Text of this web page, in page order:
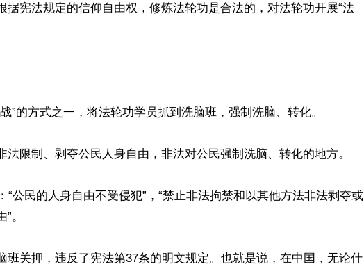
据宪法规定的信仰自由权，修炼法轮功是合法的，对法轮功开展“法
”的方式之一，将法轮功学员抓到洗脑班，强制洗脑、转化。
法限制、剥夺公民人身自由，非法对公民强制洗脑、转化的地方。
“公民的人身自由不受侵犯”，“禁止非法拘禁和以其他方法非法剥夺或
。
班关押，违反了宪法第37条的明文规定。也就是说，在中国，无论什